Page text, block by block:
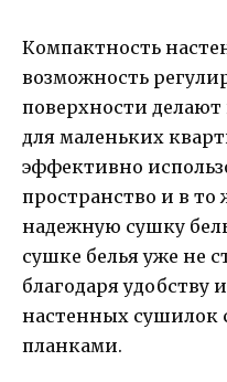
Компактность
возможность
поверхности
для маленьких
эффективно
пространство и в
надежную сушку
сушке белья уже не
благодаря удобству
настенных сушилок
планками.